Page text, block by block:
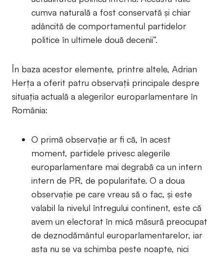
cumva naturală a fost conservată și chiar
adâncită de comportamentul partidelor
politice în ultimele două decenii”.
În baza acestor elemente, printre altele, Adrian
Herța a oferit patru observații principale despre
situația actuală a alegerilor europarlamentare în
România:
O primă observație ar fi că, în acest
moment, partidele privesc alegerile
europarlamentare mai degrabă ca un intern
intern de PR, de popularitate. O a doua
observație pe care vreau să o fac, și este
valabil la nivelul întregului continent, este că
avem un electorat în mică măsură preocupat
de deznodământul europarlamentarelor, iar
asta nu se va schimba peste noapte, nici